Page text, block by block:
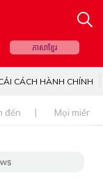
ភាសាខ្មែរ
CÁCH HÀNH CHÍNH
đến Mọi miền